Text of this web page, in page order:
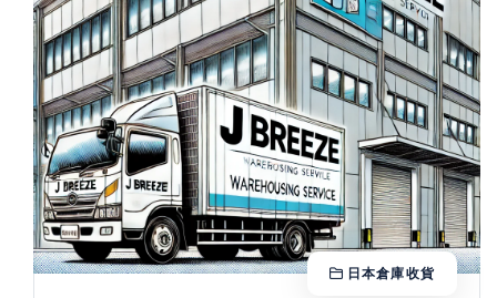
日本倉庫收貨